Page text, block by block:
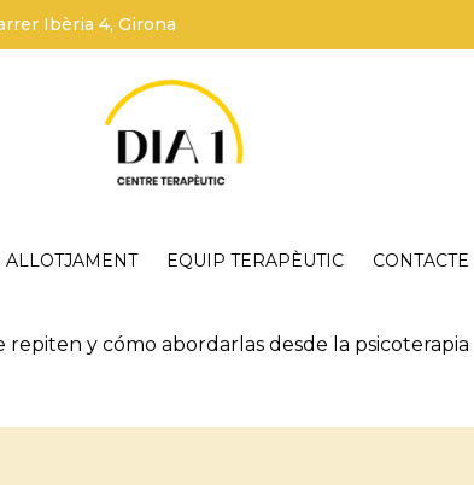
Ibèria 4, Girona
ALLOTJAMENT EQUIP TERAPÈUTIC CONTACTE
y cómo abordarlas desde la psicoterapia